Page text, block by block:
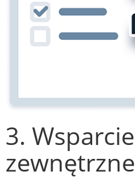
3. Wsparcie
zewnętrzne